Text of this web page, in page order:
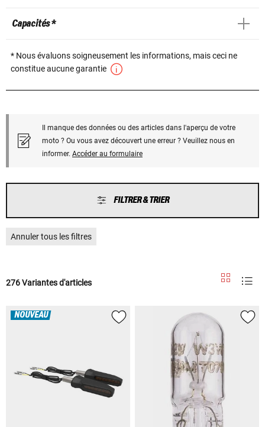
Capacités *
* Nous évaluons soigneusement les informations, mais ceci ne
constitue aucune garantie
Il manque des données ou des articles dans l'aperçu de votre
moto ? Ou vous avez découvert une erreur ? Veuillez nous en
informer. Accéder au formulaire
FILTRER & TRIER
Annuler tous les filtres
276 Variantes d'articles
NOUVEAU